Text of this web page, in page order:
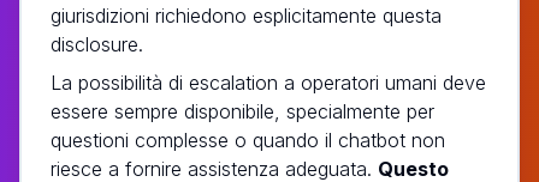
giurisdizioni richiedono esplicitamente questa
disclosure.
La possibilità di escalation a operatori umani deve
essere sempre disponibile, specialmente per
questioni complesse o quando il chatbot non
riesce a fornire assistenza adeguata. Questo